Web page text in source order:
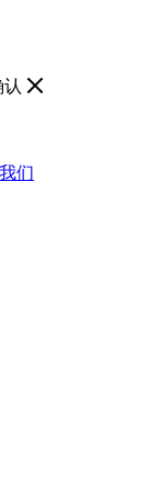
认
们